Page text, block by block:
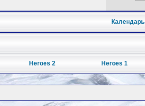
Календарь
Heroes 2 Heroes 1